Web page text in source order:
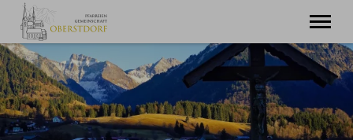
Startseite
Miteinander
Pfarreiengemeinschaft
Oberstdorf
St. Joh. Baptist